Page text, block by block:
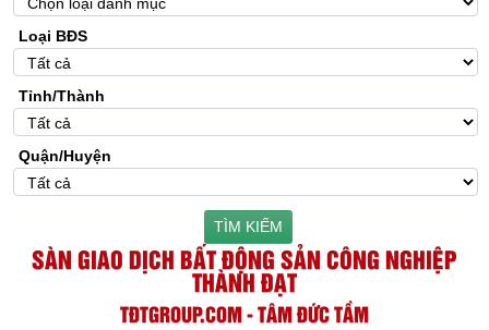
Loại BĐS
Tỉnh/Thành
Quận/Huyện
TÌM KIẾM
SÀN GIAO DỊCH BẤT ĐỘNG SẢN CÔNG NGHIỆP
THÀNH ĐẠT
TĐTGROUP.COM - TÂM ĐỨC TẦM